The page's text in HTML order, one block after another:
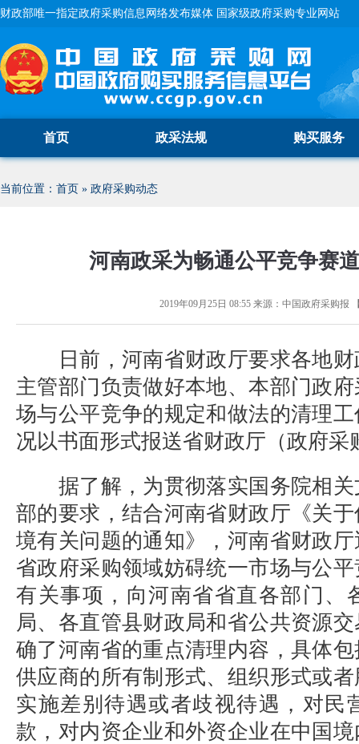
财政部唯一指定政府采购信息网络发布媒体 国家级政府采购专业网站
首页 政采法规 购买服务
当前位置： 首页 » 政府采购动态
河南政采为畅通公平竞争赛
2019年09月25日 08:55来源： 中国政府采购报
日前，河南省财政厅要求各地
主管部门负责做好本地、本部门政
场与公平竞争的规定和做法的清理
况以书面形式报送省财政厅（政府采
据了解，为贯彻落实国务院相
部的要求，结合河南省财政厅《关
境有关问题的通知》，河南省财政
省政府采购领域妨碍统一市场与公
有关事项，向河南省省直各部门、
局、各直管县财政局和省公共资源
确了河南省的重点清理内容，具体
供应商的所有制形式、组织形式或
实施差别待遇或者歧视待遇，对民
款，对内资企业和外资企业在中国